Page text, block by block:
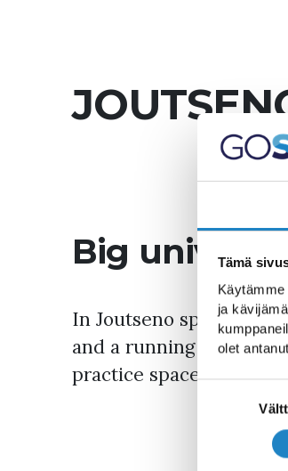
Tämä
ja
olet
Big
In Joutseno sports hall
and a running track
practice space.